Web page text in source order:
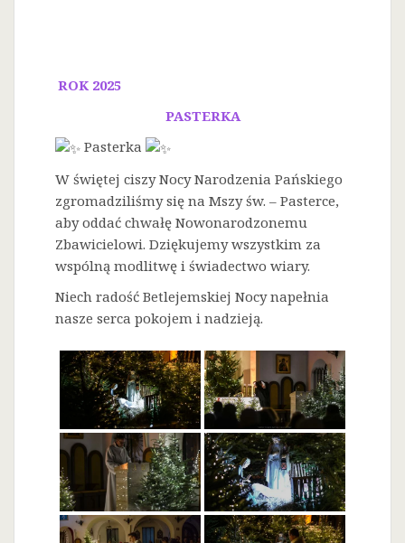
ROK 2025
PASTERKA
Pasterka
W świętej ciszy Nocy Narodzenia Pańskiego
zgromadziliśmy się na Mszy św. – Pasterce,
aby oddać chwałę Nowonarodzonemu
Zbawicielowi. Dziękujemy wszystkim za
wspólną modlitwę i świadectwo wiary.
Niech radość Betlejemskiej Nocy napełnia
nasze serca pokojem i nadzieją.